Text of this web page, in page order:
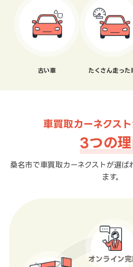
古い車 たくさん走った
車買取カーネクス
3つの
桑名市で車買取カーネクストが選ば
ます。